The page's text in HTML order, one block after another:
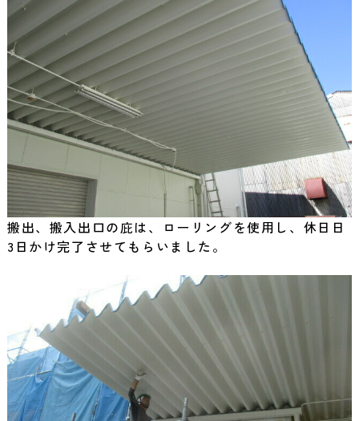
搬出、搬入出口の庇は、ローリングを使用し、休日日
3日かけ完了させてもらいました。